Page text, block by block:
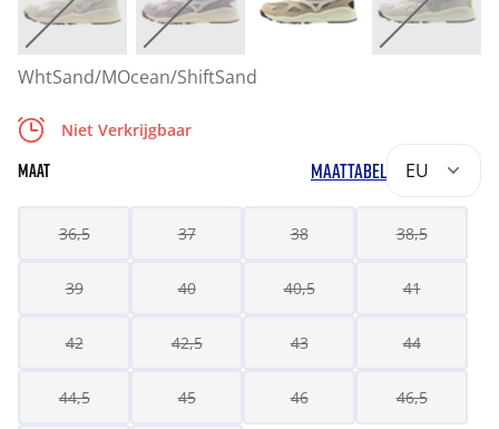
WhtSand/MOcean/ShiftSand
Niet Verkrijgbaar
MAAT MAATTABEL EU
36,5 37 38 38,5
39 40 40,5 41
42 42,5 43 44
44,5 45 46 46,5